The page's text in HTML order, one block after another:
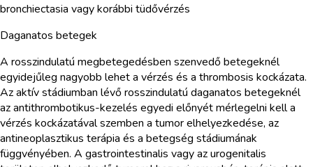
bronchiectasia vagy korábbi tüdővérzés
Daganatos betegek
A rosszindulatú megbetegedésben szenvedő betegeknél
egyidejűleg nagyobb lehet a vérzés és a thrombosis kockázata.
Az aktív stádiumban lévő rosszindulatú daganatos betegeknél
az antithrombotikus-kezelés egyedi előnyét mérlegelni kell a
vérzés kockázatával szemben a tumor elhelyezkedése, az
antineoplasztikus terápia és a betegség stádiumának
függvényében. A gastrointestinalis vagy az urogenitalis